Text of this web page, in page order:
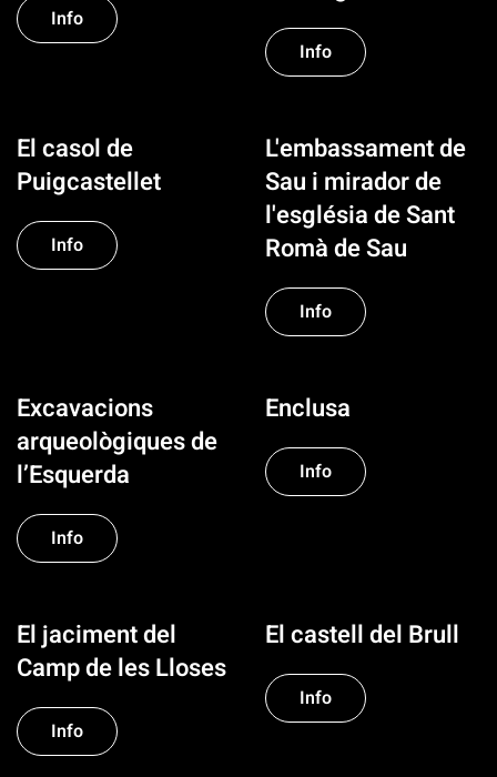
Info
Info
El casol de
Puigcastellet
Info
L'embassament de
Sau i mirador de
l'església de Sant
Romà de Sau
Info
Excavacions
arqueològiques de
l’Esquerda
Info
Enclusa
Info
El jaciment del
Camp de les Lloses
Info
El castell del Brull
Info